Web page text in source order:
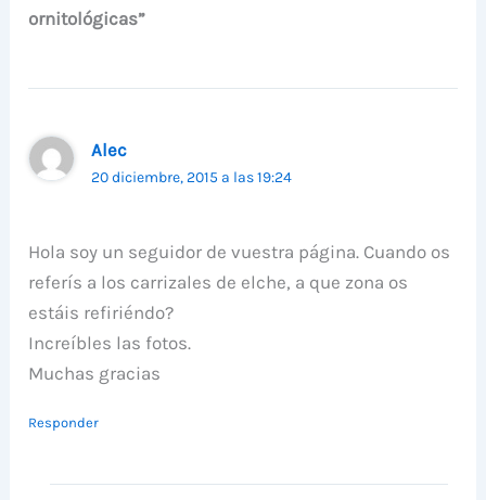
ornitológicas”
Alec
20 diciembre, 2015 a las 19:24
Hola soy un seguidor de vuestra página. Cuando os
referís a los carrizales de elche, a que zona os
estáis refiriéndo?
Increíbles las fotos.
Muchas gracias
Responder